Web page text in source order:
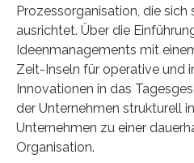
Prozessorganisation, die
ausrichtet. Über die
Ideenmanagements mit
Zeit-Inseln für operative und
Innovationen in das
der Unternehmen strukturell
Unternehmen zu einer
Organisation.